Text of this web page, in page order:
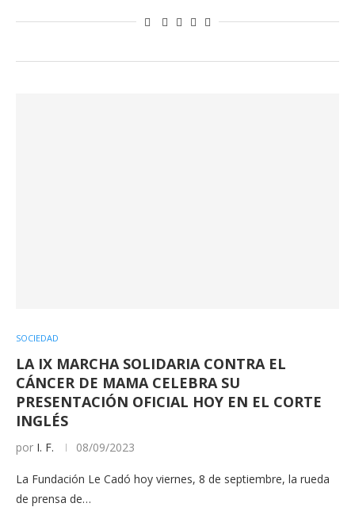
SOCIEDAD
LA IX MARCHA SOLIDARIA CONTRA EL
CÁNCER DE MAMA CELEBRA SU
PRESENTACIÓN OFICIAL HOY EN EL CORTE
INGLÉS
por I. F. 08/09/2023
La Fundación Le Cadó hoy viernes, 8 de septiembre, la rueda
de prensa de…